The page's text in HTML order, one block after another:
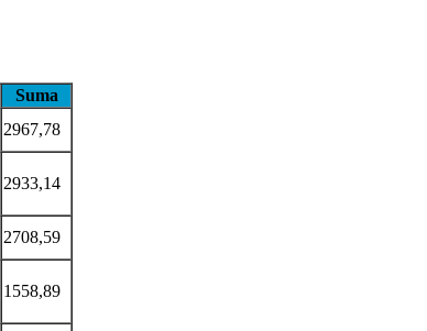
Suma
2967,78
2933,14
2708,59
1558,89